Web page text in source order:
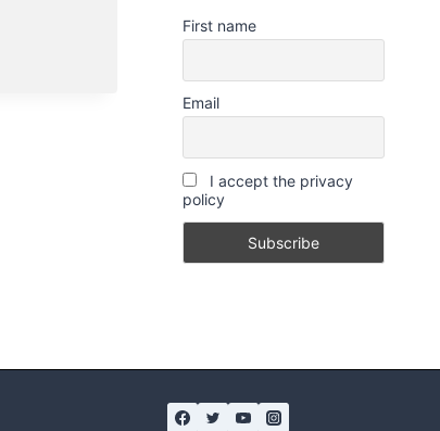
First name
Email
I accept the privacy
policy